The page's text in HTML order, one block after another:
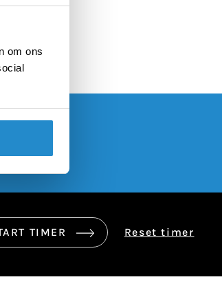
om ons
TIMER Reset timer